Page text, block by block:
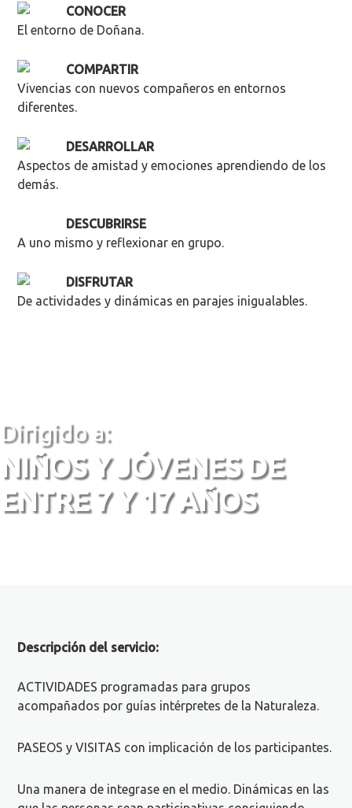
CONOCER
El entorno de Doñana.
COMPARTIR
Vivencias con nuevos compañeros en entornos
diferentes.
DESARROLLAR
Aspectos de amistad y emociones aprendiendo de los
demás.
DESCUBRIRSE
A uno mismo y reflexionar en grupo.
DISFRUTAR
De actividades y dinámicas en parajes inigualables.
Dirigido a:
NIÑOS Y JÓVENES DE
ENTRE 7 Y 17 AÑOS
Descripción del servicio:
ACTIVIDADES programadas para grupos
acompañados por guías intérpretes de la Naturaleza.
PASEOS y VISITAS con implicación de los participantes.
Una manera de integrase en el medio. Dinámicas en las